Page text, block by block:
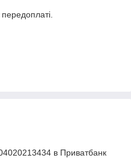
в Приватбанк